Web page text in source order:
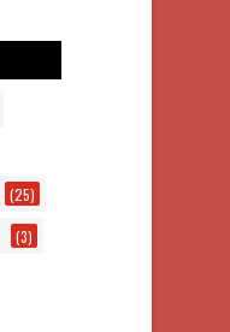
(25)
(3)